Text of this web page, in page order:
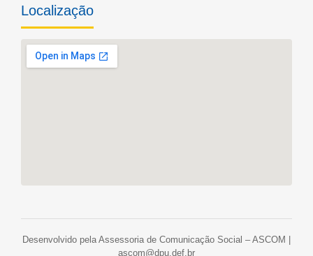
Localização
Desenvolvido pela Assessoria de Comunicação Social – ASCOM |
ascom@dpu.def.br